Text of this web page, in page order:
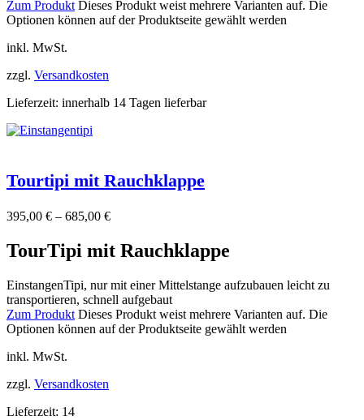
Zum Produkt Dieses Produkt weist mehrere Varianten auf. Die
Optionen können auf der Produktseite gewählt werden
inkl. MwSt.
zzgl. Versandkosten
Lieferzeit: innerhalb 14 Tagen lieferbar
Tourtipi mit Rauchklappe
395,00 € – 685,00 €
TourTipi mit Rauchklappe
EinstangenTipi, nur mit einer Mittelstange aufzubauen leicht zu
transportieren, schnell aufgebaut
Zum Produkt Dieses Produkt weist mehrere Varianten auf. Die
Optionen können auf der Produktseite gewählt werden
inkl. MwSt.
zzgl. Versandkosten
Lieferzeit: 14